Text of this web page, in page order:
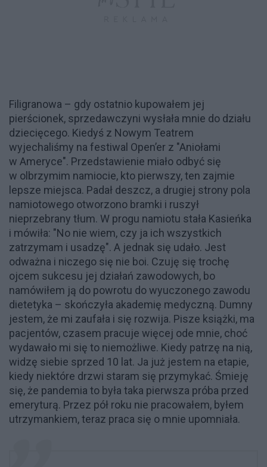
Filigranowa – gdy ostatnio kupowałem jej
pierścionek, sprzedawczyni wysłała mnie do działu
dziecięcego. Kiedyś z Nowym Teatrem
wyjechaliśmy na festiwal Open’er z "Aniołami
w Ameryce". Przedstawienie miało odbyć się
w olbrzymim namiocie, kto pierwszy, ten zajmie
lepsze miejsca. Padał deszcz, a drugiej strony pola
namiotowego otworzono bramki i ruszył
nieprzebrany tłum. W progu namiotu stała Kasieńka
i mówiła: "No nie wiem, czy ja ich wszystkich
zatrzymam i usadzę". A jednak się udało. Jest
odważna i niczego się nie boi. Czuję się trochę
ojcem sukcesu jej działań zawodowych, bo
namówiłem ją do powrotu do wyuczonego zawodu
dietetyka – skończyła akademię medyczną. Dumny
jestem, że mi zaufała i się rozwija. Pisze książki, ma
pacjentów, czasem pracuje więcej ode mnie, choć
wydawało mi się to niemożliwe. Kiedy patrzę na nią,
widzę siebie sprzed 10 lat. Ja już jestem na etapie,
kiedy niektóre drzwi staram się przymykać. Śmieję
się, że pandemia to była taka pierwsza próba przed
emeryturą. Przez pół roku nie pracowałem, byłem
utrzymankiem, teraz praca się o mnie upomniała.